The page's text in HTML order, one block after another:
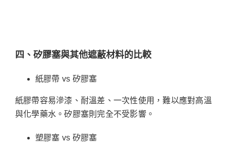
四、矽膠塞與其他遮蔽材料的比較
紙膠帶 vs 矽膠塞
紙膠帶容易滲漆、耐溫差、一次性使用，難以應對高溫
與化學藥水。矽膠塞則完全不受影響。
塑膠塞 vs 矽膠塞